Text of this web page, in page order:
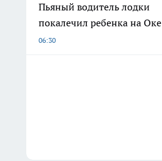
Пьяный водитель лодки
покалечил ребенка на Оке
06:30